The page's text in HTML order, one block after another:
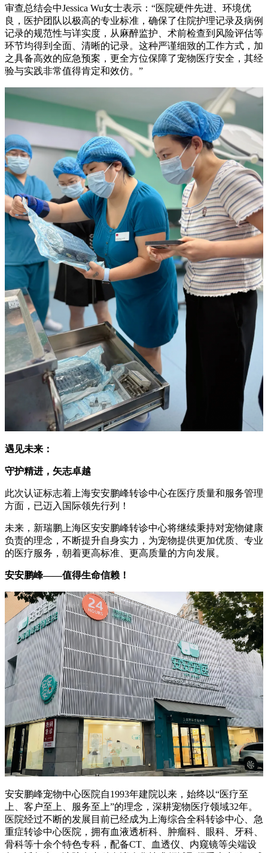
审查总结会中Jessica Wu女士表示：“医院硬件先进、环境优
良，医护团队以极高的专业标准，确保了住院护理记录及病例
记录的规范性与详实度，从麻醉监护、术前检查到风险评估等
环节均得到全面、清晰的记录。这种严谨细致的工作方式，加
之具备高效的应急预案，更全方位保障了宠物医疗安全，其经
验与实践非常值得肯定和效仿。”
遇见未来：
守护精进，矢志卓越
此次认证标志着上海安安鹏峰转诊中心在医疗质量和服务管理
方面，已迈入国际领先行列！
未来，新瑞鹏上海区安安鹏峰转诊中心将继续秉持对宠物健康
负责的理念，不断提升自身实力，为宠物提供更加优质、专业
的医疗服务，朝着更高标准、更高质量的方向发展。
安安鹏峰——值得生命信赖！
安安鹏峰宠物中心医院自1993年建院以来，始终以“医疗至
上、客户至上、服务至上”的理念，深耕宠物医疗领域32年。
医院经过不断的发展目前已经成为上海综合全科转诊中心、急
重症转诊中心医院，拥有血液透析科、肿瘤科、眼科、牙科、
骨科等十余个特色专科，配备CT、血透仪、内窥镜等尖端设